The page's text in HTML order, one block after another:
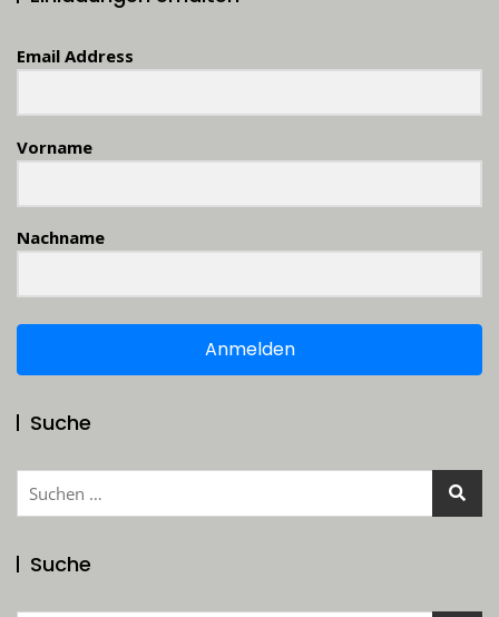
Email Address
Vorname
Nachname
Anmelden
Suche
Suchen
Suche